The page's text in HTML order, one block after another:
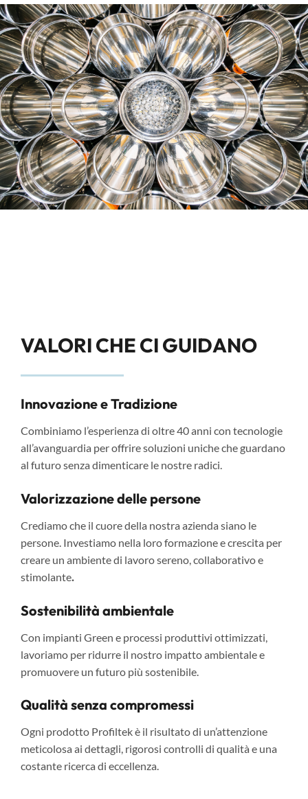
VALORI CHE CI GUIDANO
Innovazione e Tradizione
Combiniamo l’esperienza di oltre 40 anni con tecnologie
all’avanguardia per offrire soluzioni uniche che guardano
al futuro senza dimenticare le nostre radici.
Valorizzazione delle persone
Crediamo che il cuore della nostra azienda siano le
persone. Investiamo nella loro formazione e crescita per
creare un ambiente di lavoro sereno, collaborativo e
stimolante.
Sostenibilità ambientale
Con impianti Green e processi produttivi ottimizzati,
lavoriamo per ridurre il nostro impatto ambientale e
promuovere un futuro più sostenibile.
Qualità senza compromessi
Ogni prodotto Profiltek è il risultato di un’attenzione
meticolosa ai dettagli, rigorosi controlli di qualità e una
costante ricerca di eccellenza.